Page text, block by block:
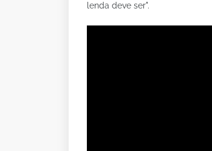
lenda deve ser".